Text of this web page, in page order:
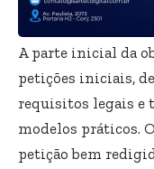
A parte inicial da
petições iniciais,
requisitos legais e
modelos práticos.
petição bem